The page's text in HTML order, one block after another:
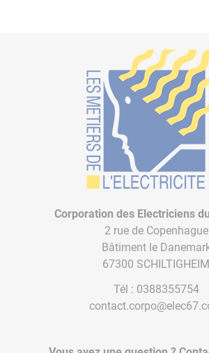
Corporation des Electriciens
2 rue de Copenhague
Bâtiment le
67300 SCHILTIGHEIM
Tél : 0388355754